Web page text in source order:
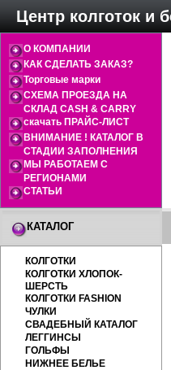
Центр колготок и
О КОМПАНИИ
КАК СДЕЛАТЬ ЗАКАЗ?
Торговые марки
СХЕМА ПРОЕЗДА НА
СКЛАД CASH & CARRY
скачать ПРАЙС-ЛИСТ
ВНИМАНИЕ ! КАТАЛОГ В
СТАДИИ ЗАПОЛНЕНИЯ
МЫ РАБОТАЕМ С
РЕГИОНАМИ
СТАТЬИ
КАТАЛОГ
КОЛГОТКИ
КОЛГОТКИ ХЛОПОК-
ШЕРСТЬ
КОЛГОТКИ FASHION
ЧУЛКИ
СВАДЕБНЫЙ КАТАЛОГ
ЛЕГГИНСЫ
ГОЛЬФЫ
НИЖНЕЕ БЕЛЬЕ